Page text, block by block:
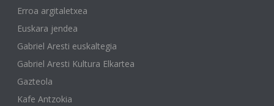
Erroa argitaletxea
Euskara jendea
Gabriel Aresti euskaltegia
Gabriel Aresti Kultura Elkartea
Gazteola
Kafe Antzokia